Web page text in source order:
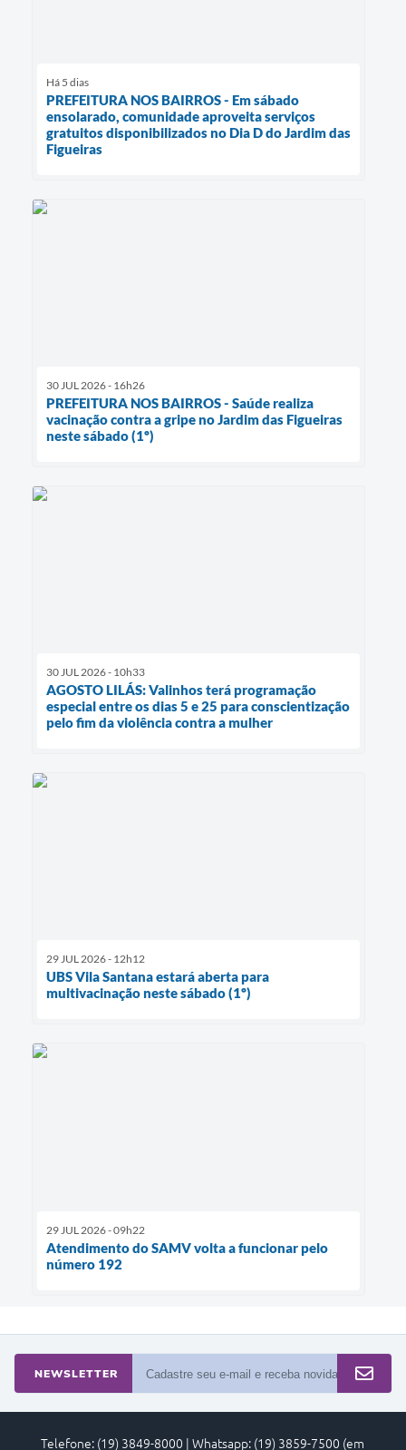
Há 5 dias
PREFEITURA NOS BAIRROS - Em sábado
ensolarado, comunidade aproveita serviços
gratuitos disponibilizados no Dia D do Jardim das
Figueiras
30 JUL 2026 - 16h26
PREFEITURA NOS BAIRROS - Saúde realiza
vacinação contra a gripe no Jardim das Figueiras
neste sábado (1º)
30 JUL 2026 - 10h33
AGOSTO LILÁS: Valinhos terá programação
especial entre os dias 5 e 25 para conscientização
pelo fim da violência contra a mulher
29 JUL 2026 - 12h12
UBS Vila Santana estará aberta para
multivacinação neste sábado (1º)
29 JUL 2026 - 09h22
Atendimento do SAMV volta a funcionar pelo
número 192
NEWSLETTER
Telefone: (19) 3849-8000 | Whatsapp: (19) 3859-7500 (em